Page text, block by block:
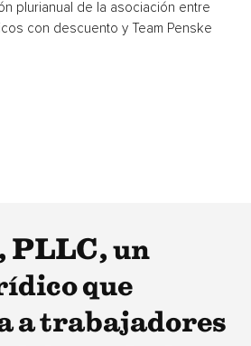
plurianual de la asociación entre
con descuento y Team Penske
PLLC, un
que
a trabajadores